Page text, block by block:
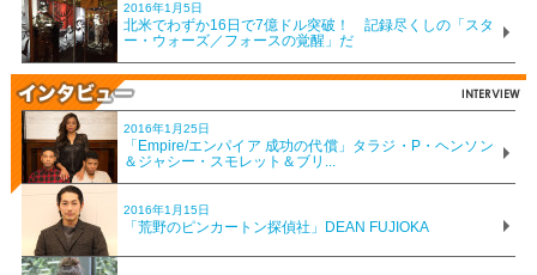
2016年1月5日
北米でわずか16日で7億ドル突破！ 記録尽くしの「スタ
ー・ウォーズ／フォースの覚醒」だ
2016年1月25日
「Empire/エンパイア 成功の代償」タラジ・P・ヘンソン
＆ジャシー・スモレット＆ブリ...
2016年1月15日
「荒野のピンカートン探偵社」DEAN FUJIOKA